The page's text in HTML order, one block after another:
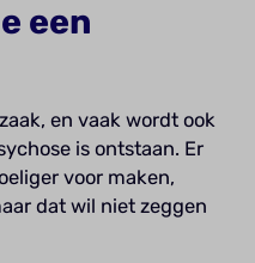
een
en vaak wordt ook
is ontstaan. Er
voor maken,
dat wil niet zeggen